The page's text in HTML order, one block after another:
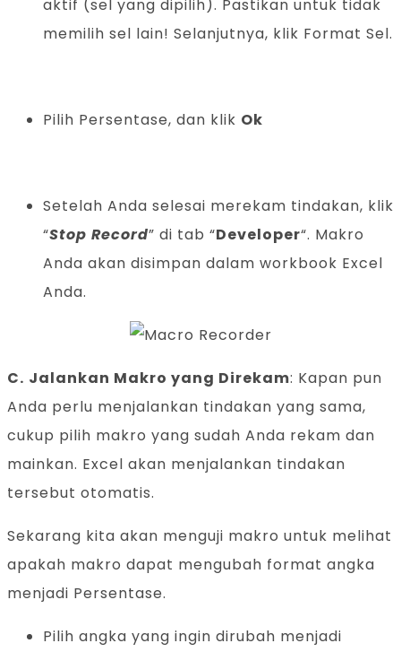
aktif (sel yang dipilih). Pastikan untuk tidak
memilih sel lain! Selanjutnya, klik Format Sel.
Pilih Persentase, dan klik Ok
Setelah Anda selesai merekam tindakan, klik
“Stop Record” di tab “Developer“. Makro
Anda akan disimpan dalam workbook Excel
Anda.
C. Jalankan Makro yang Direkam: Kapan pun
Anda perlu menjalankan tindakan yang sama,
cukup pilih makro yang sudah Anda rekam dan
mainkan. Excel akan menjalankan tindakan
tersebut otomatis.
Sekarang kita akan menguji makro untuk melihat
apakah makro dapat mengubah format angka
menjadi Persentase.
Pilih angka yang ingin dirubah menjadi